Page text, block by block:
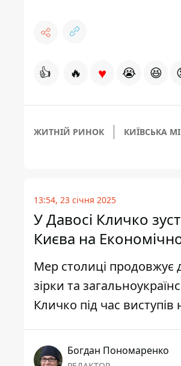
👍 🔥 ♥ 😭 😆
ЖИТНІЙ РИНОК КИЇВСЬКА
13:54, 23 січня 2025
У Давосі Кличко
Києва на
Мер столиці продовжує
зірки та
Кличко під час
Богдан Пономаренко